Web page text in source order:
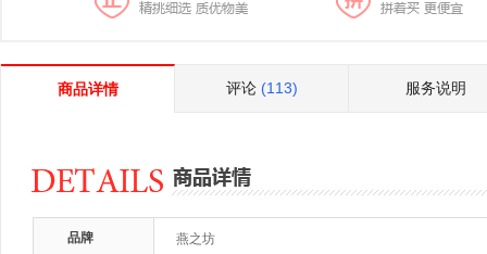
商品详情 评论 (113) 服务说明
品牌 燕之坊